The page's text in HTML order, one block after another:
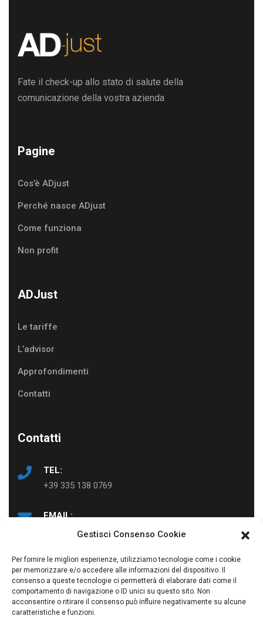
Gestisci Consenso Cookie
Per fornire le migliori esperienze, utilizziamo tecnologie come i cookie
per memorizzare e/o accedere alle informazioni del dispositivo. Il
consenso a queste tecnologie ci permetterà di elaborare dati come il
comportamento di navigazione o ID unici su questo sito. Non
acconsentire o ritirare il consenso può influire negativamente su alcune
caratteristiche e funzioni.
Fate il check-up allo stato di salute della
comunicazione della vostra azienda
Pagine
Cos’è ADjust
Perché nasce ADjust
Come funziona
Non profit
ADJust
Le tariffe
L’advisor
Approfondimenti
Contatti
Contatti
TEL:
+39 335 138 0769
EMAIL:
info@ad-just.it